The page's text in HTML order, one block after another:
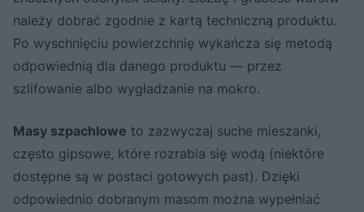
należy dobrać zgodnie z kartą techniczną produktu.
Po wyschnięciu powierzchnię wykańcza się metodą
odpowiednią dla danego produktu — przez
szlifowanie albo wygładzanie na mokro.
Masy szpachlowe to zazwyczaj suche mieszanki,
często gipsowe, które rozrabia się wodą (niektóre
dostępne są w postaci gotowych past). Dzięki
odpowiednio dobranym masom można wypełniać